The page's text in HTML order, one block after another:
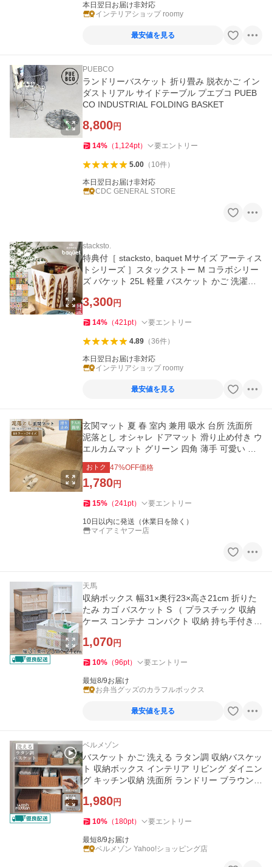
本日翌日お届け非対応
インテリアショップ roomy
最安値を見る
PUEBCO
ランドリーバスケット 折り畳み 脱衣かご イン
ダストリアル サイドテーブル プエブコ PUEB
CO INDUSTRIAL FOLDING BASKET
8,800円
14% （ 1,124pt） 要エントリー
5.00（ 10件）
本日翌日お届け非対応
CDC GENERAL STORE
stacksto.
特典付［ stacksto, baquet Mサイズ アーティス
トシリーズ ］スタックストー M コラボシリー
ズ バケット 25L 軽量 バスケット かご 洗濯か
3,300円
14% （421pt） 要エントリー
4.89（36件）
本日翌日お届け非対応
インテリアショップ roomy
最安値を見る
玄関マット 夏 春 室内 兼用 吸水 台所 洗面所
泥落とし オシャレ ドアマット 滑り止め付き ウ
エルカムマット グリーン 四角 薄手 可愛い 長
方形 正方形 賃貸
おトク 47%OFF価格
1,780円
15% （241pt） 要エントリー
10日以内に発送（休業日を除く）
マイアミヤフー店
天馬
収納ボックス 幅31×奥行23×高さ21cm 折りた
たみ カゴ バスケット S （ プラスチック 収納
ケース コンテナ コンパクト 収納 持ち手付き
1,070円
10% （96pt） 要エントリー
最短8/9お届け
お弁当グッズのカラフルボックス
最安値を見る
ベルメゾン
バスケット かご 洗える ラタン調 収納バスケッ
ト 収納ボックス インテリア リビング ダイニン
グ キッチン収納 洗面所 ランドリー ブラウン
1,980円
10% （ 180pt） 要エントリー
最短8/9お届け
ベルメゾン Yahoo!ショッピング店